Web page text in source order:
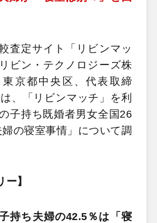
査定サイト「リビンマッ
ビン・テクノロジーズ株
京都中央区、代表取締
、「リビンマッチ」を利
子持ち既婚者男女全国26
の寝室事情」について調
ー】
持ち夫婦の42.5％は「寝